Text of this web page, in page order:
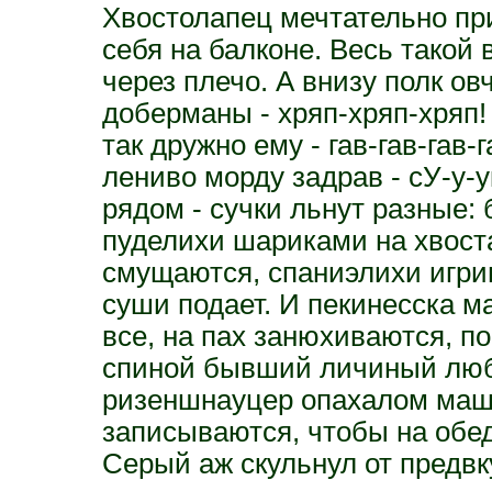
Хвостолапец мечтательно
себя на балконе. Весь
через плечо. А внизу полк
доберманы - хряп-хряп-
так дружно ему - гав-гав-
лениво морду задрав - сУ-
рядом - сучки льнут разные:
пуделихи шариками на
смущаются, спаниэлихи
суши подает. И пекинесска
все, на пах занюхиваются,
спиной бывший личиный
ризеншнауцер опахалом
записываются, чтобы на
Серый аж скульнул от